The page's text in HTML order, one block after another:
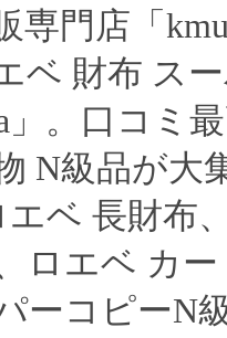
専門店「
ベ 財布 ス
」。口コミ
N級品が大
エベ 長財布
ロエベ カ
ーコピーN